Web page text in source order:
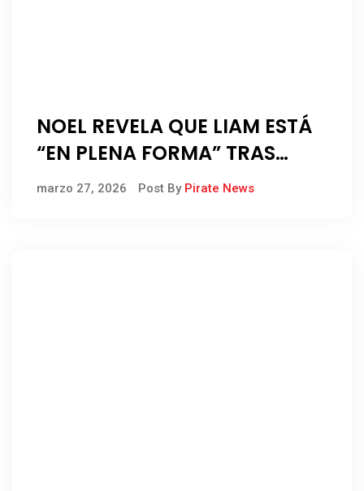
NOEL REVELA QUE LIAM ESTÁ
“EN PLENA FORMA” TRAS
VOLVER A DISFRUTAR DEL
marzo 27, 2026 Post By Pirate News